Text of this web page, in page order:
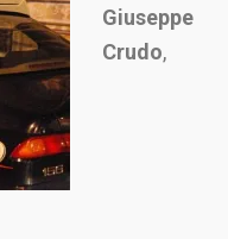
Giuseppe
Crudo,